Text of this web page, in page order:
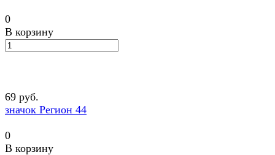
0
В корзину
69 руб.
значок Регион 44
0
В корзину